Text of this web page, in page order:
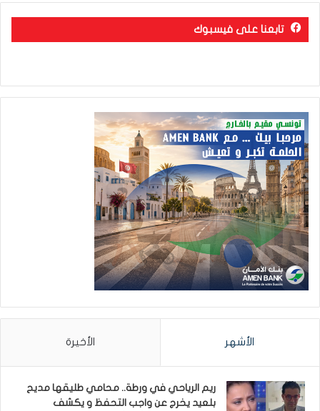
تابعنا على فيسبوك
الأشهر الأخيرة
ريم الرياحي في ورطة.. محامي طليقها مديح
بلعيد يخرج عن واجب التحفظ و يكشف